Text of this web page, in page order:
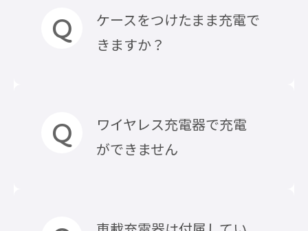
ケースをつけたまま充電で
きますか？
Magsafe対応、Qi2対応のケース
であれば、ケースをつけたまま
ワイヤレス充電器で充電
ができません
以下の内容ご確認ください。